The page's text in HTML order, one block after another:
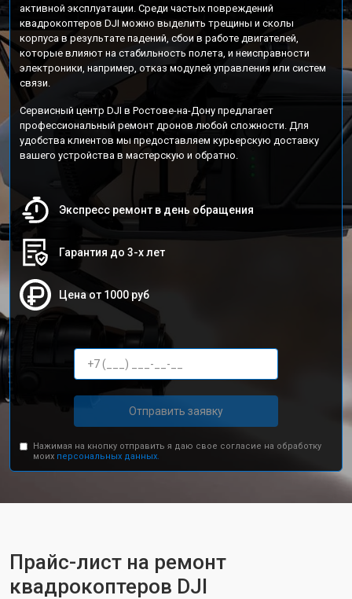
активной эксплуатации. Среди частых повреждений
квадрокоптеров DJI можно выделить трещины и сколы
корпуса в результате падений, сбои в работе двигателей,
которые влияют на стабильность полета, и неисправности
электроники, например, отказ модулей управления или систем
связи.
Сервисный центр DJI в Ростове-на-Дону предлагает
профессиональный ремонт дронов любой сложности. Для
удобства клиентов мы предоставляем курьерскую доставку
вашего устройства в мастерскую и обратно.
Экспресс ремонт в день обращения
Гарантия до 3-х лет
Цена от 1000 руб
Отправить заявку
Нажимая на кнопку отправить я даю свое согласие на обработку
моих персональных данных.
Прайс-лист на ремонт
квадрокоптеров DJI